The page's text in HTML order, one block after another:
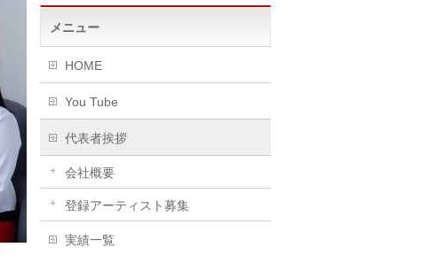
メニュー
HOME
You Tube
代表者挨拶
会社概要
登録アーティスト募集
実績一覧